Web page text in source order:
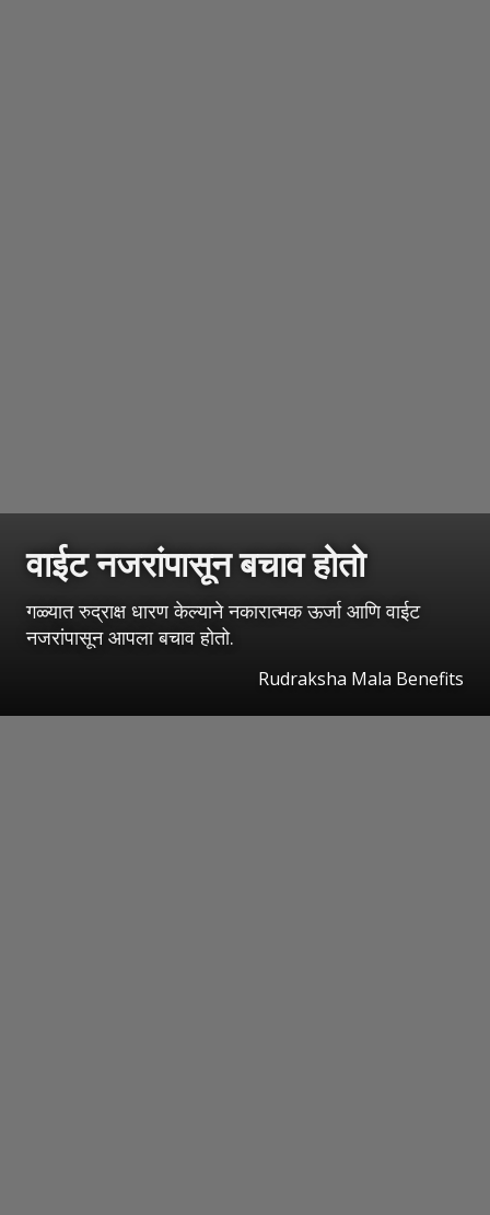
वाईट नजरांपासून बचाव होतो
गळ्यात रुद्राक्ष धारण केल्याने नकारात्मक ऊर्जा आणि वाईट
नजरांपासून आपला बचाव होतो.
Rudraksha Mala Benefits